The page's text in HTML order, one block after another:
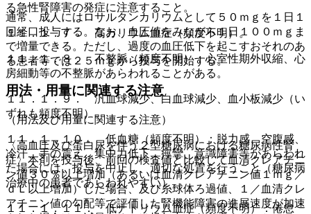
る急性腎障害の発症に注意すること。
１１．１．７． 高カリウム血症（頻度不明）。
１１．１．８． 不整脈（頻度不明）：心室性期外収縮、心
房細動等の不整脈があらわれることがある。
１１．１．９． 汎血球減少、白血球減少、血小板減少（い
ずれも頻度不明）。
１１．１．１０． 低血糖（頻度不明）：脱力感、空腹感、
冷汗、手の震え、集中力低下、痙攣、意識障害等があらわれ
た場合には、投与を中止し、適切な処置を行うこと（糖尿病
治療中の患者であらわれやすい）。
１１．１．１１． 低ナトリウム血症（頻度不明）：倦怠
通常、成人にはロサルタンカリウムとして５０ｍｇを１日１
回経口投与する。なお、血圧値をみながら１日１００ｍｇま
で増量できる。ただし、過度の血圧低下を起こすおそれのあ
る患者等では２５ｍｇから投与を開始する。
用法・用量に関連する注意
（用法及び用量に関連する注意）
〈高血圧及び蛋白尿を伴う２型糖尿病における糖尿病性腎
症〉本剤を投与後、前回の検査値と比較して血清クレアチニ
ン値３０％以上増加（あるいは血清クレアチニン値１ｍｇ／
ｄＬ以上増加）した場合、及び糸球体ろ過値、１／血清クレ
アチニン値の勾配等で評価した腎機能障害の進展速度が加速